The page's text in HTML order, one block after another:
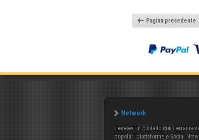
Pagina precedente
Network
Tenetevi in contatto con
popolari piattaforme e Social